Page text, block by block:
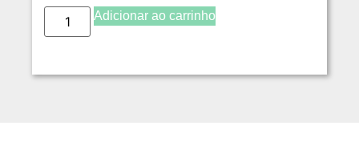
Adicionar ao carrinho